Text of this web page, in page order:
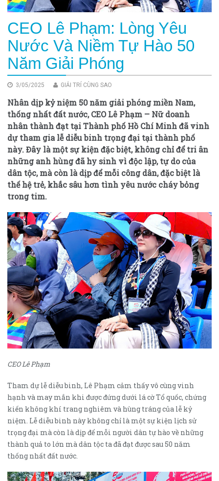
CEO Lê Phạm: Lòng Yêu
Nước Và Niềm Tự Hào 50
Năm Giải Phóng
3/05/2025 GIẢI TRÍ CÙNG SAO
Nhân dịp kỷ niệm 50 năm giải phóng miền Nam,
thống nhất đất nước, CEO Lê Phạm – Nữ doanh
nhân thành đạt tại Thành phố Hồ Chí Minh đã vinh
dự tham gia lễ diễu binh trọng đại tại thành phố
này. Đây là một sự kiện đặc biệt, không chỉ để tri ân
những anh hùng đã hy sinh vì độc lập, tự do của
dân tộc, mà còn là dịp để mỗi công dân, đặc biệt là
thế hệ trẻ, khắc sâu hơn tình yêu nước cháy bỏng
trong tim.
CEO Lê Phạm
Tham dự lễ diễu binh, Lê Phạm cảm thấy vô cùng vinh
hạnh và may mắn khi được đứng dưới lá cờ Tổ quốc, chứng
kiến không khí trang nghiêm và hùng tráng của lễ kỷ
niệm. Lễ diễu binh này không chỉ là một sự kiện lịch sử
trọng đại mà còn là dịp để mỗi người dân tự hào về những
thành quả to lớn mà dân tộc ta đã đạt được sau 50 năm
thống nhất đất nước.